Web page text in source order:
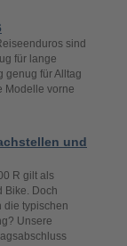
sind
für lange
genug für Alltag
Modelle vorne
und
R gilt als
Bike. Doch
die typischen
Unsere